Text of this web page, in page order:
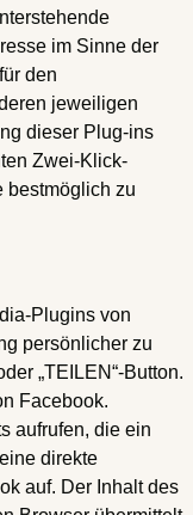
im Sinne der
den
jeweiligen
dieser Plug-ins
Zwei-Klick-
bestmöglich zu
Plugins von
persönlicher zu
„TEILEN“-Button.
Facebook.
aufrufen, die ein
direkte
auf. Der Inhalt des